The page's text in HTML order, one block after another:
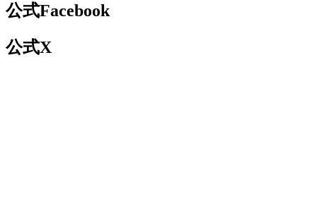
公式Facebook
公式X